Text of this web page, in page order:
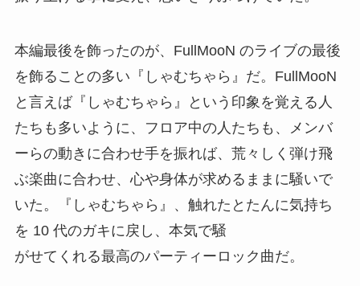
本編最後を飾ったのが、FullMooN のライブの最後
を飾ることの多い『しゃむちゃら』だ。FullMooN
と言えば『しゃむちゃら』という印象を覚える人
たちも多いように、フロア中の人たちも、メンバ
ーらの動きに合わせ手を振れば、荒々しく弾け飛
ぶ楽曲に合わせ、心や身体が求めるままに騒いで
いた。『しゃむちゃら』、触れたとたんに気持ち
を 10 代のガキに戻し、本気で騒
がせてくれる最高のパーティーロック曲だ。